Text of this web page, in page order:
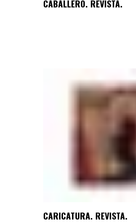
CABALLERO. REVISTA.
CARICATURA. REVISTA.